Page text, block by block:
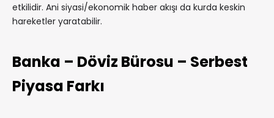
etkilidir. Ani siyasi/ekonomik haber akışı da kurda keskin
hareketler yaratabilir.
Banka – Döviz Bürosu – Serbest
Piyasa Farkı